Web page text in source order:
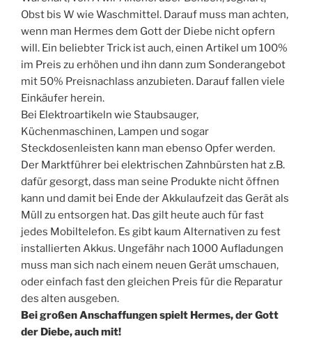
Obst bis W wie Waschmittel. Darauf muss man achten,
wenn man Hermes dem Gott der Diebe nicht opfern
will. Ein beliebter Trick ist auch, einen Artikel um 100%
im Preis zu erhöhen und ihn dann zum Sonderangebot
mit 50% Preisnachlass anzubieten. Darauf fallen viele
Einkäufer herein.
Bei Elektroartikeln wie Staubsauger,
Küchenmaschinen, Lampen und sogar
Steckdosenleisten kann man ebenso Opfer werden.
Der Marktführer bei elektrischen Zahnbürsten hat z.B.
dafür gesorgt, dass man seine Produkte nicht öffnen
kann und damit bei Ende der Akkulaufzeit das Gerät als
Müll zu entsorgen hat. Das gilt heute auch für fast
jedes Mobiltelefon. Es gibt kaum Alternativen zu fest
installierten Akkus. Ungefähr nach 1000 Aufladungen
muss man sich nach einem neuen Gerät umschauen,
oder einfach fast den gleichen Preis für die Reparatur
des alten ausgeben.
Bei großen Anschaffungen spielt Hermes, der Gott
der Diebe, auch mit!